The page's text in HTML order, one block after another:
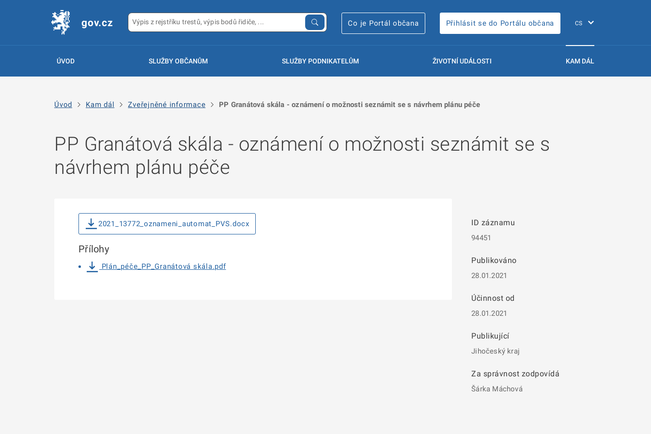
gov.cz Co je Portál občana Přihlásit se do Portálu občana
ÚVOD SLUŽBY OBČANŮM SLUŽBY PODNIKATELŮM ŽIVOTNÍ UDÁLOSTI KAM DÁL
Úvod Kam dál Zveřejněné informace PP Granátová skála - oznámení o možnosti seznámit se s návrhem plánu péče
PP Granátová skála - oznámení o možnosti seznámit se s
návrhem plánu péče
ID záznamu
94451
Publikováno
28.01.2021
Účinnost od
28.01.2021
Publikující
Jihočeský kraj
Za správnost zodpovídá
Šárka Máchová
2021_13772_oznameni_automat_PVS.docx
Přílohy
Plán_péče_PP_Granátová skála.pdf